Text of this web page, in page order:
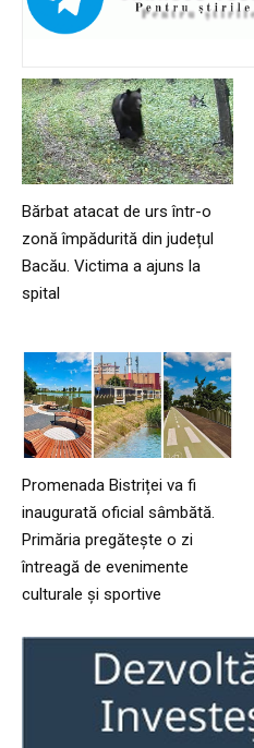
Bărbat atacat de urs într-o
zonă împădurită din județul
Bacău. Victima a ajuns la
spital
Promenada Bistriței va fi
inaugurată oficial sâmbătă.
Primăria pregătește o zi
întreagă de evenimente
culturale și sportive